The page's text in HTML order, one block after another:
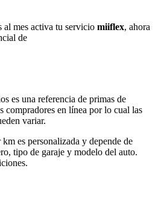
al mes activa tu servicio miiflex, ahora
de
es una referencia de primas de
compradores en línea por lo cual las
variar.
es personalizada y depende de
tipo de garaje y modelo del auto.